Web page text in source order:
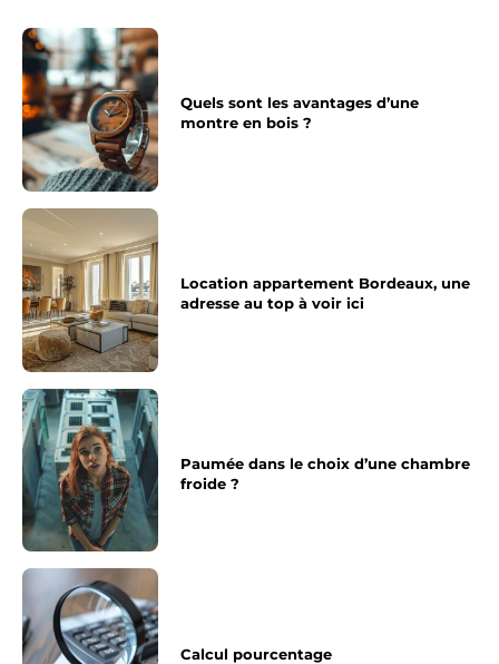
Quels sont les avantages d’une
montre en bois ?
Location appartement Bordeaux, une
adresse au top à voir ici
Paumée dans le choix d’une chambre
froide ?
Calcul pourcentage